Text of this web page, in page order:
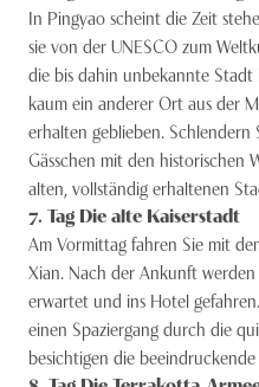
In Pingyao scheint die Zeit
sie von der UNESCO zum
die bis dahin unbekannte
kaum ein anderer Ort aus der
erhalten geblieben.
Gässchen mit den historischen
alten, vollständig erhaltenen
7. Tag Die alte Kaiserstadt
Am Vormittag fahren Sie mit
Xian. Nach der Ankunft
erwartet und ins Hotel
einen Spaziergang durch die
besichtigen die beeindruckende